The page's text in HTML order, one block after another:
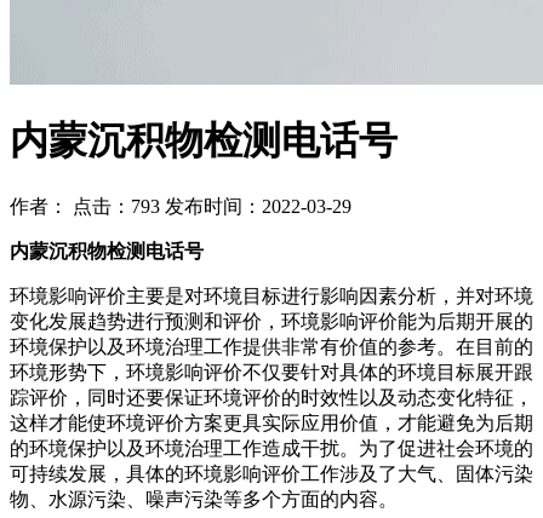
内蒙沉积物检测电话号
作者： 点击：793 发布时间：2022-03-29
内蒙沉积物检测电话号
环境影响评价主要是对环境目标进行影响因素分析，并对环境
变化发展趋势进行预测和评价，环境影响评价能为后期开展的
环境保护以及环境治理工作提供非常有价值的参考。在目前的
环境形势下，环境影响评价不仅要针对具体的环境目标展开跟
踪评价，同时还要保证环境评价的时效性以及动态变化特征，
这样才能使环境评价方案更具实际应用价值，才能避免为后期
的环境保护以及环境治理工作造成干扰。为了促进社会环境的
可持续发展，具体的环境影响评价工作涉及了大气、固体污染
物、水源污染、噪声污染等多个方面的内容。